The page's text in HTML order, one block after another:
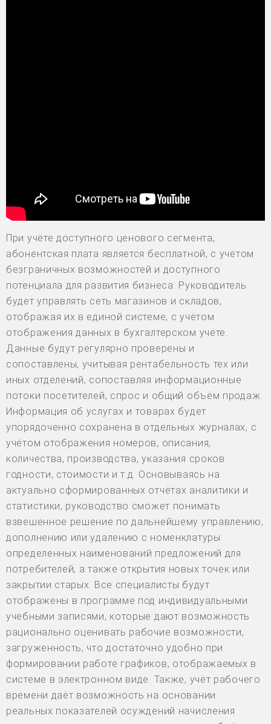
При учёте доступного ценового сегмента,
абонентская плата является бесплатной, с учётом
безграничных возможностей и доступного
потенциала для развития бизнеса. Руководитель
будет управлять сеть магазинов и складов,
отображая их в единой системе, с учётом
отображения данных в бухгалтерском учёте.
Данные будут регулярно проверены и
сопоставлены, учитывая рентабельность тех или
иных отделений, сопоставляя информационные
потоки посетителей, спрос и общий объём продаж.
Информация об услугах и товарах будет
упорядоченно сохранена в отдельных журналах, с
учётом отображения номеров, описания,
количества, производства, указания сроков
годности, стоимости и т.д. Основываясь на
актуально сформированных отчётах аналитики и
статистики, руководство сможет понимать
взвешенное решение по дальнейшему управлению,
дополнению или удалению с номенклатуры
определенных наименований предложений для
потребителей, а также открытия новых точек или
закрытии старых. Все специалисты будут
отображены в программе под индивидуальными
учебными записями, которые дают возможность
рационально оценивать рабочие возможности,
загруженность, что достаточно удобно при
формировании работе графиков, отображаемых в
системе в электронном виде. Также, учёт рабочего
времени даёт возможность на основании
реальных показателей осуждений начисления